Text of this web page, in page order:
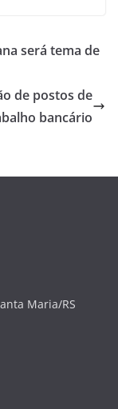
será tema de
de postos de
bancário
Maria/RS